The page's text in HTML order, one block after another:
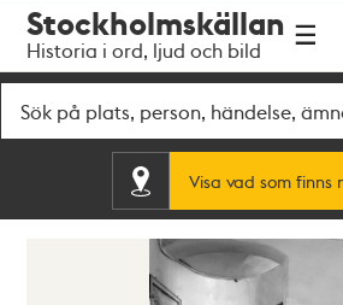
navigationen
huvudinnehållet
Stockholmskällan
Historia i ord, ljud och bild
Visa vad som finns